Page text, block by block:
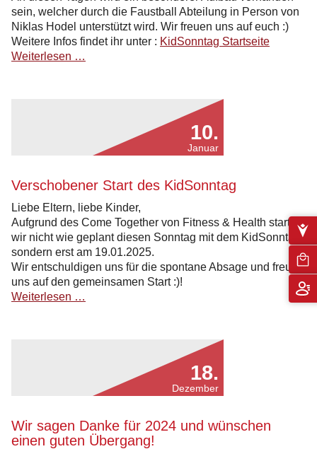
sein, welcher durch die Faustball Abteilung in Person von
Niklas Hodel unterstützt wird. Wir freuen uns auf euch :)
Weitere Infos findet ihr unter : KidSonntag Startseite
Weiterlesen …
am
kostenlos
10.
Januar
Verschobener Start des KidSonntag
Liebe Eltern, liebe Kinder,
Aufgrund des Come Together von Fitness & Health starten
wir nicht wie geplant diesen Sonntag mit dem KidSonntag,
sondern erst am 19.01.2025.
Wir entschuldigen uns für die spontane Absage und freuen
uns auf den gemeinsamen Start :)!
Weiterlesen …
18.
Dezember
Wir sagen Danke für 2024 und wünschen
einen guten Übergang!